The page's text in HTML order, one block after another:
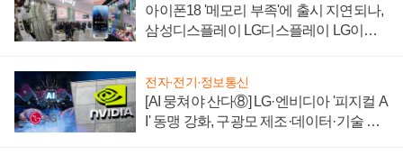
아이폰18 '메모리 부족'에 출시 지연되나,
삼성디스플레이 LG디스플레이 LG이노
전자·전기·정보통신
[AI 뭉쳐야 산다⑧] LG·엔비디아 '피지컬 A
I' 동맹 강화, 구광모 제조·데이터·기술 결